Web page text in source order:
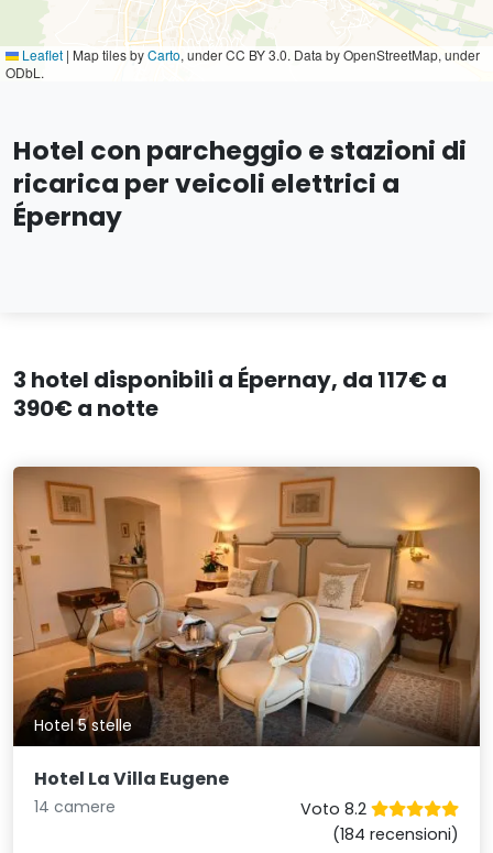
Leaflet | Map tiles byCarto, under CC BY 3.0. Data by OpenStreetMap, under
ODbL.
Hotel con parcheggio e stazioni di
ricarica per veicoli elettrici a
Épernay
3 hotel disponibili a Épernay, da 117€ a
390€ a notte
Hotel 5 stelle
Hotel La Villa Eugene
14 camere
Voto 8.2
(184 recensioni)